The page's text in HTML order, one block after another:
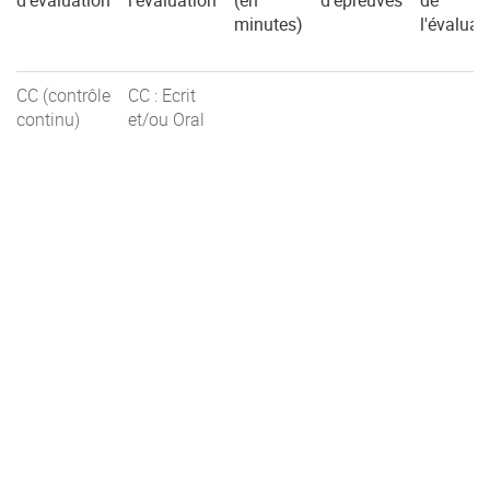
minutes)
CC (contrôle
continu)
CC : Ecrit
et/ou Oral